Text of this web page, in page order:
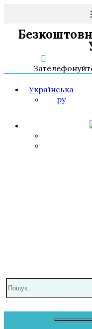
Українська
ру